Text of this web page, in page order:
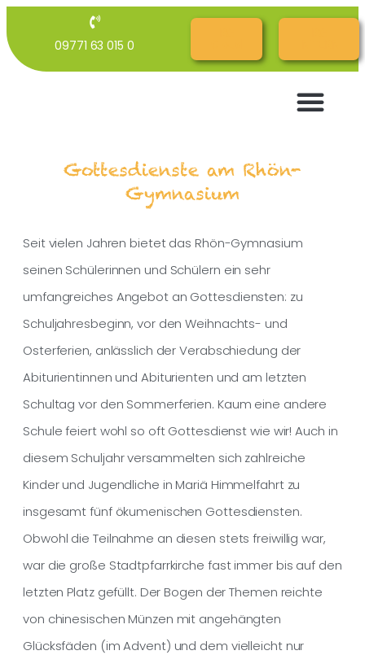
09771 63 015 0
Gottesdienste am Rhön-
Gymnasium
Seit vielen Jahren bietet das Rhön-Gymnasium
seinen Schülerinnen und Schülern ein sehr
umfangreiches Angebot an Gottesdiensten: zu
Schuljahresbeginn, vor den Weihnachts- und
Osterferien, anlässlich der Verabschiedung der
Abiturientinnen und Abiturienten und am letzten
Schultag vor den Sommerferien. Kaum eine andere
Schule feiert wohl so oft Gottesdienst wie wir! Auch in
diesem Schuljahr versammelten sich zahlreiche
Kinder und Jugendliche in Mariä Himmelfahrt zu
insgesamt fünf ökumenischen Gottesdiensten.
Obwohl die Teilnahme an diesen stets freiwillig war,
war die große Stadtpfarrkirche fast immer bis auf den
letzten Platz gefüllt. Der Bogen der Themen reichte
von chinesischen Münzen mit angehängten
Glücksfäden (im Advent) und dem vielleicht nur